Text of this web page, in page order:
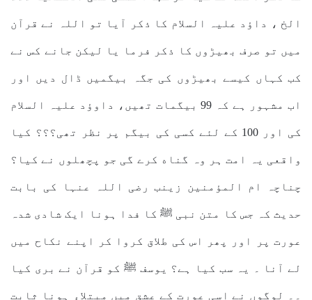
الخ ، داؤد علیہ السلام کا ذکر آیا تو اللہ نے قرآن
میں تو صرف بھیڑوں کا ذکر فرما یا لیکن جانے کس نے
کب کہاں کیسے بھیڑوں کی جگہ بیگمیں ڈال دیں اور
اب مشہور ہے کہ 99 بیگمات تھیں، داوؤد علیہ السلام
کی اور 100 کے لئے کسی کی بیگم پر نظر تھی؟؟؟ کیا
واقعی یہ امت ہر وہ گناه کرے گی جو پچھلوں نے کیا؟
چناچہ ام المؤمنین زینب رضی اللہ عنہا کی بابت
حدیث کہ جس کا متن نبی ﷺ کا فدا ہونا ایک شادی شدہ
عورت پر اور پھر اس کی طلاق کروا کر اپنے نکاح میں
لے آنا ۔ یہ سب کیا ہے؟ یوسف ﷺ کو قرآن نے بری کیا
۔۔ لوگوں نے اسی عورت کے عشق میں مبتلاء ہونا ثابت